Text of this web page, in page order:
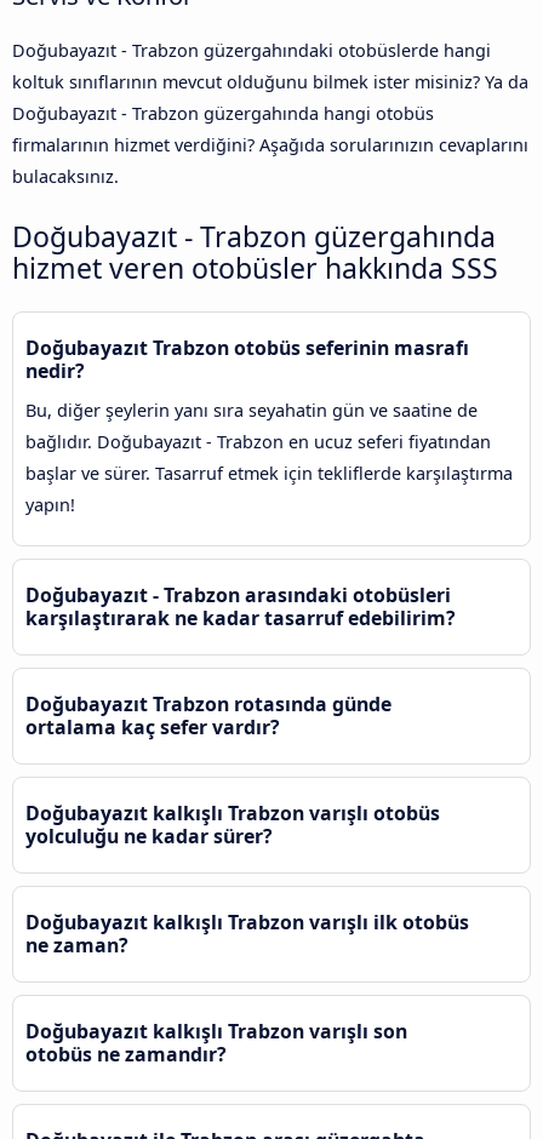
Doğubayazıt - Trabzon güzergahındaki otobüslerde hangi
koltuk sınıflarının mevcut olduğunu bilmek ister misiniz? Ya da
Doğubayazıt - Trabzon güzergahında hangi otobüs
firmalarının hizmet verdiğini? Aşağıda sorularınızın cevaplarını
bulacaksınız.
Doğubayazıt - Trabzon güzergahında
hizmet veren otobüsler hakkında SSS
Doğubayazıt Trabzon otobüs seferinin masrafı
nedir?
Bu, diğer şeylerin yanı sıra seyahatin gün ve saatine de
bağlıdır. Doğubayazıt - Trabzon en ucuz seferi fiyatından
başlar ve sürer. Tasarruf etmek için tekliflerde karşılaştırma
yapın!
Doğubayazıt - Trabzon arasındaki otobüsleri
karşılaştırarak ne kadar tasarruf edebilirim?
Doğubayazıt Trabzon rotasında günde
ortalama kaç sefer vardır?
Doğubayazıt kalkışlı Trabzon varışlı otobüs
yolculuğu ne kadar sürer?
Doğubayazıt kalkışlı Trabzon varışlı ilk otobüs
ne zaman?
Doğubayazıt kalkışlı Trabzon varışlı son
otobüs ne zamandır?